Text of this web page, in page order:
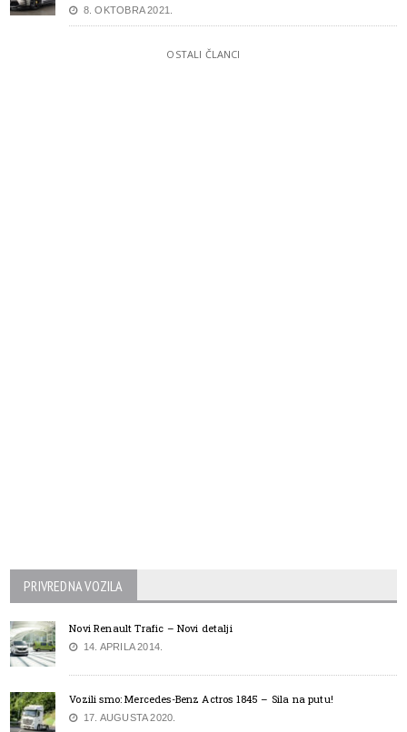
8. OKTOBRA 2021.
OSTALI ČLANCI
PRIVREDNA VOZILA
Novi Renault Trafic – Novi detalji
14. APRILA 2014.
Vozili smo: Mercedes-Benz Actros 1845 – Sila na putu!
17. AUGUSTA 2020.